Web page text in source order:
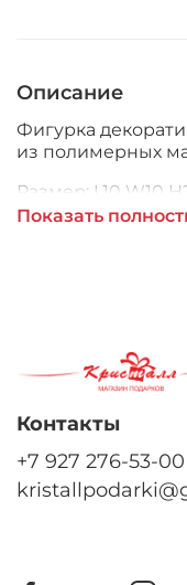
Описание
Фигурка
из полимерных
Размер: L10 W10
Показать
Контакты
+7 927 276-53-00